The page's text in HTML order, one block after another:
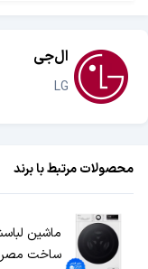
ال‌جی
LG
محصولات مرتبط با برند
ساخت مصر